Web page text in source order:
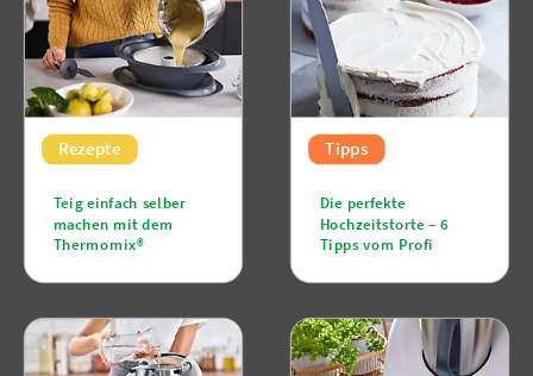
Rezepte
Teig einfach selber
machen mit dem
Thermomix®
Tipps
Die perfekte
Hochzeitstorte – 6
Tipps vom Profi